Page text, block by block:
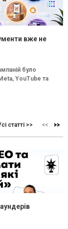
вже не
було
YouTube та
статті >>